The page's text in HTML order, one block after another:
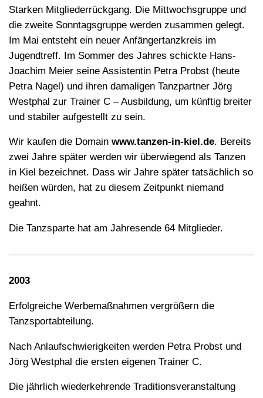
Starken Mitgliederrückgang. Die Mittwochsgruppe und
die zweite Sonntagsgruppe werden zusammen gelegt.
Im Mai entsteht ein neuer Anfängertanzkreis im
Jugendtreff. Im Sommer des Jahres schickte Hans-
Joachim Meier seine Assistentin Petra Probst (heute
Petra Nagel) und ihren damaligen Tanzpartner Jörg
Westphal zur Trainer C – Ausbildung, um künftig breiter
und stabiler aufgestellt zu sein.
Wir kaufen die Domain www.tanzen-in-kiel.de. Bereits
zwei Jahre später werden wir überwiegend als Tanzen
in Kiel bezeichnet. Dass wir Jahre später tatsächlich so
heißen würden, hat zu diesem Zeitpunkt niemand
geahnt.
Die Tanzsparte hat am Jahresende 64 Mitglieder.
2003
Erfolgreiche Werbemaßnahmen vergrößern die
Tanzsportabteilung.
Nach Anlaufschwierigkeiten werden Petra Probst und
Jörg Westphal die ersten eigenen Trainer C.
Die jährlich wiederkehrende Traditionsveranstaltung